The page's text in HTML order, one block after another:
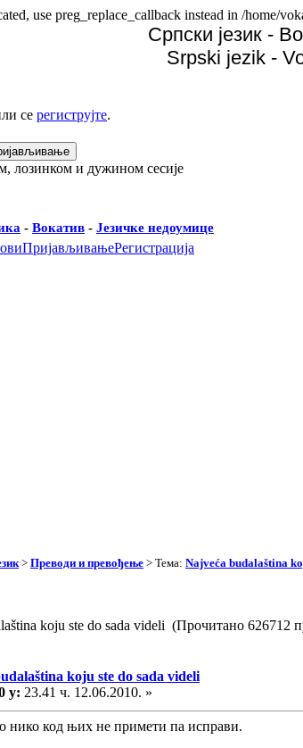
use preg_replace_callback instead in /home/
Српски језик -
Srpski jezik -
се региструјте.
лозинком и дужином сесије
- Вокатив - Језичке недоумице
ПријављивањеРегистрација
> Преводи и превођење > Тема: Najveća budalaština
koju ste do sada videli (Прочитано 626712
koju ste do sada videli
у: 23.41 ч. 12.06.2010. »
нико код њих не примети па исправи.